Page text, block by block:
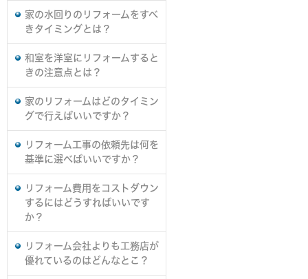
家の水回りのリフォームをすべ
きタイミングとは？
和室を洋室にリフォームすると
きの注意点とは？
家のリフォームはどのタイミン
グで行えばいいですか？
リフォーム工事の依頼先は何を
基準に選べばいいですか？
リフォーム費用をコストダウン
するにはどうすればいいです
か？
リフォーム会社よりも工務店が
優れているのはどんなとこ？